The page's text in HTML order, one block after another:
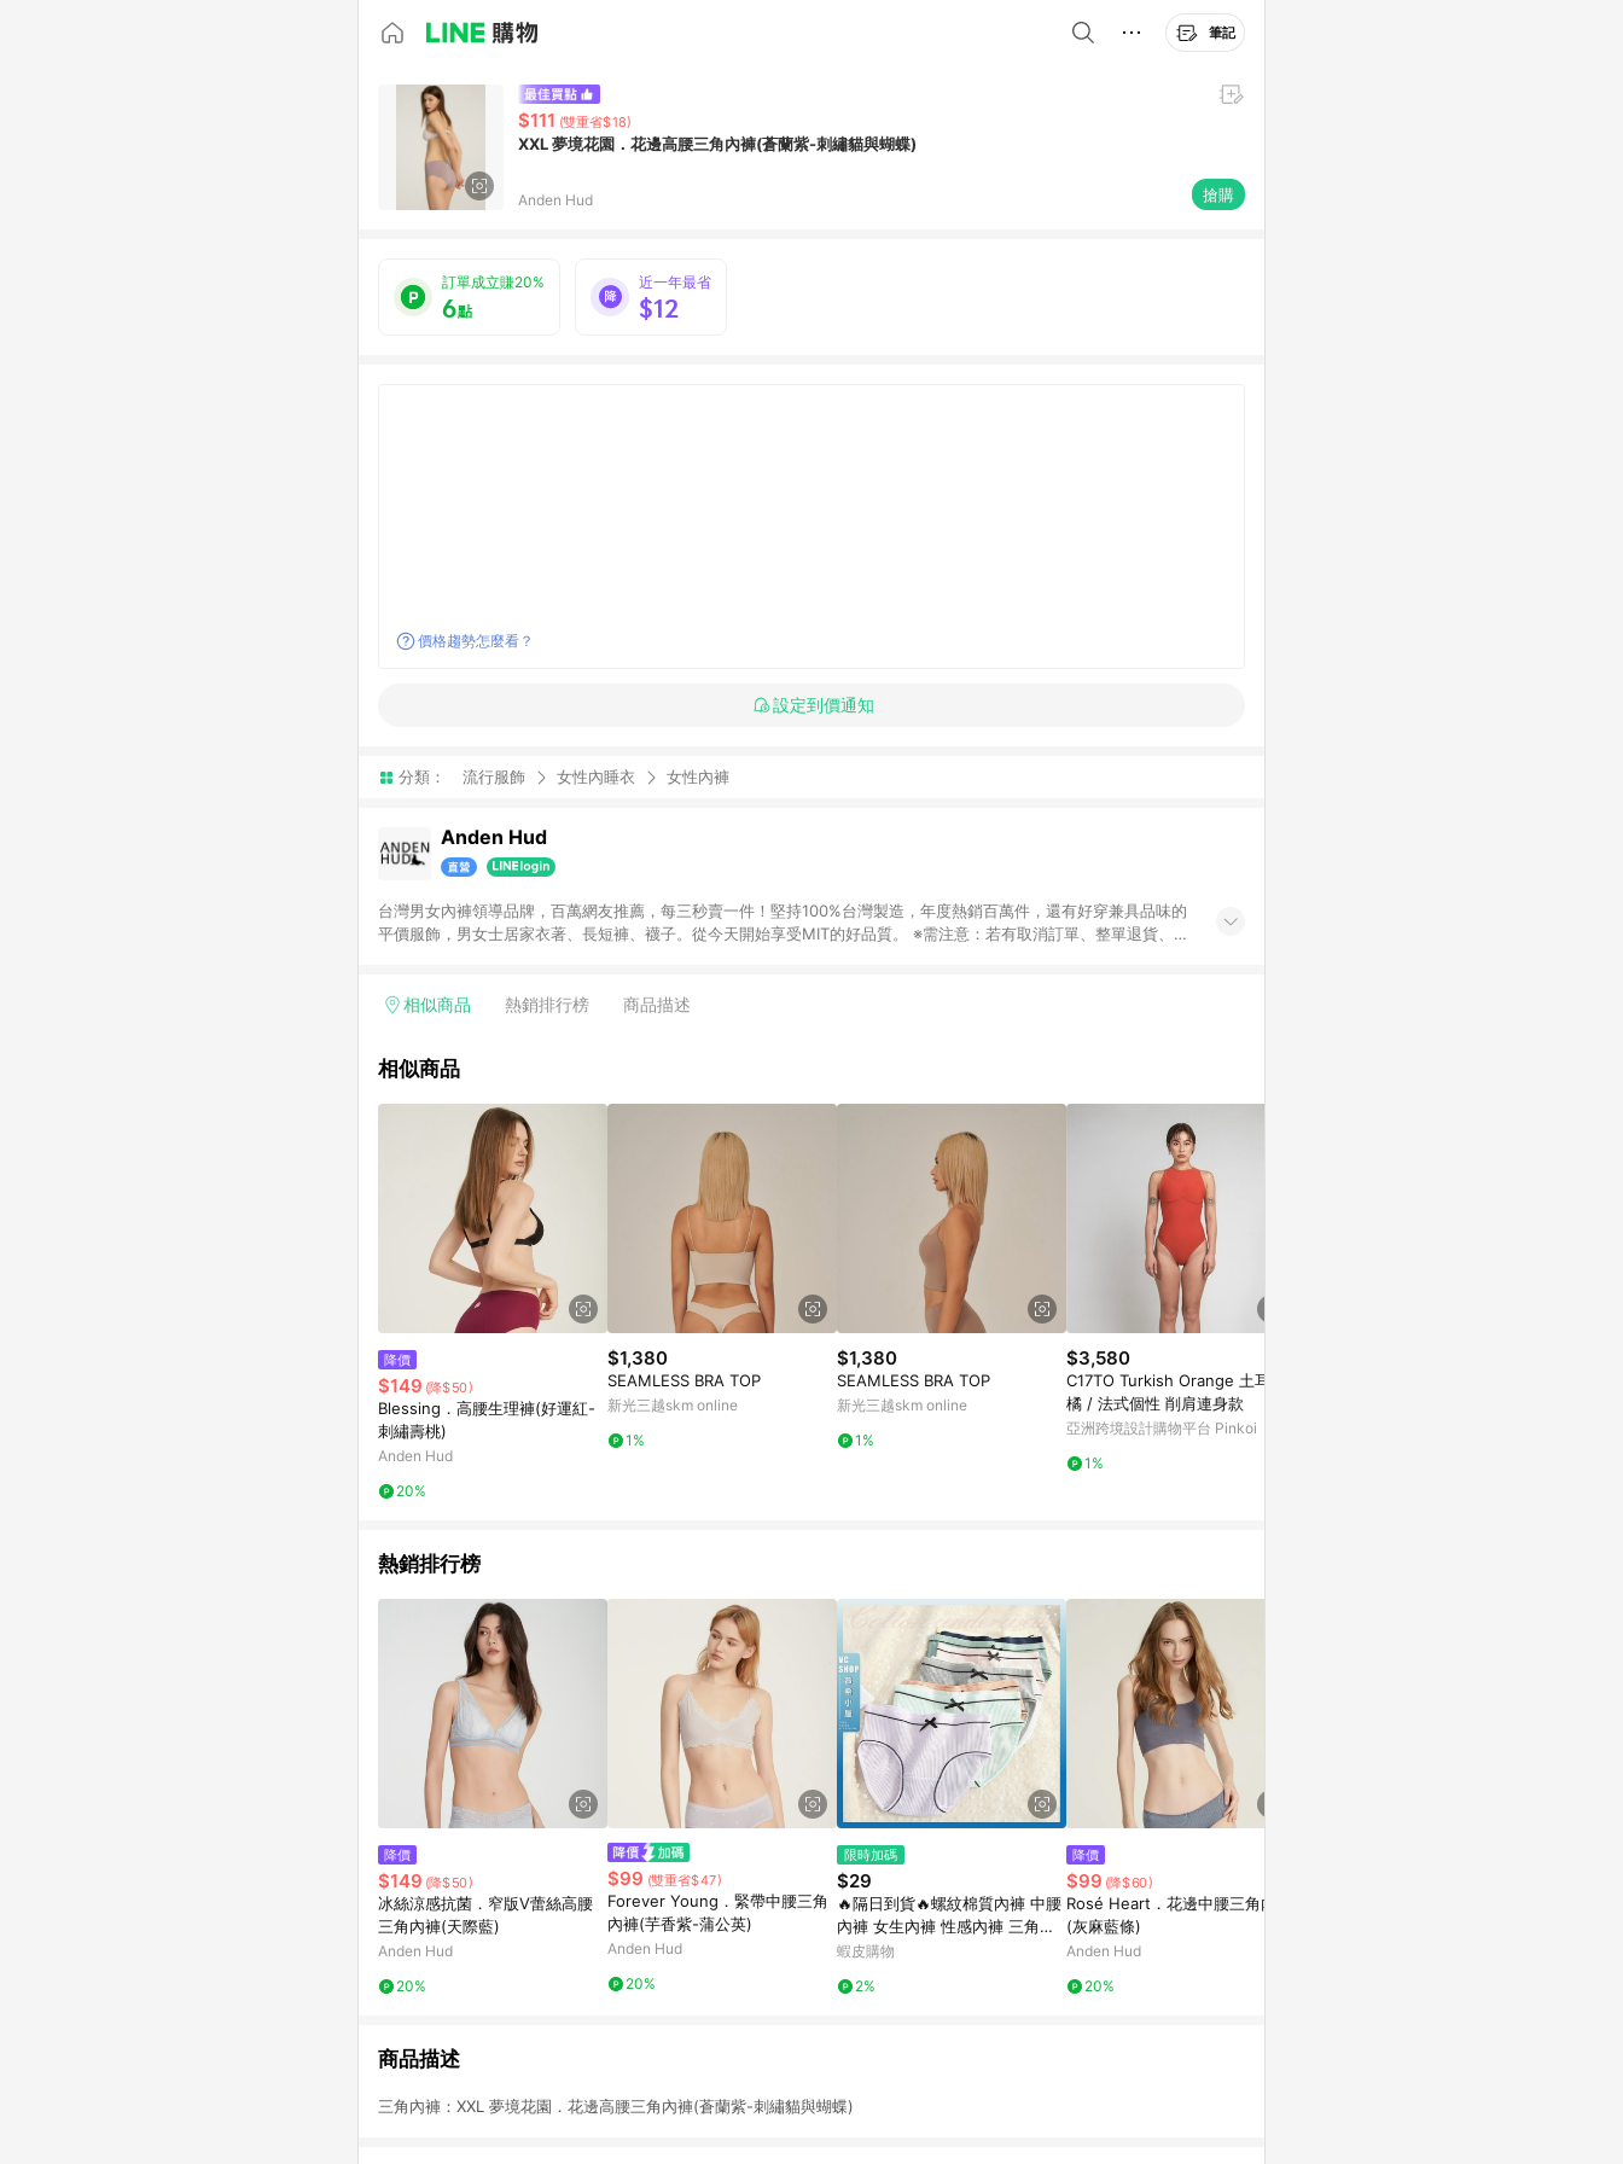
筆記
$111 (雙重省$18)
XXL 夢境花園．花邊高腰三角內褲(蒼蘭紫-刺繡貓與蝴蝶)
Anden Hud 搶購
訂單成立賺20%
6點
近一年最省
$12
價格趨勢怎麼看？
設定到價通知
分類： 流行服飾 女性內睡衣 女性內褲
Anden Hud
台灣男女內褲領導品牌，百萬網友推薦，每三秒賣一件！堅持100%台灣製造，年度熱銷百萬件，還有好穿兼具品味的
平價服飾，男女士居家衣著、長短褲、襪子。從今天開始享受MIT的好品質。 ※需注意：若有取消訂單、整單退貨、部
相似商品 熱銷排行榜 商品描述
相似商品
降價
$149 (降$50)
Blessing．高腰生理褲(好運紅-
刺繡壽桃)
Anden Hud
20%
$1,380
SEAMLESS BRA TOP
新光三越skm online
1%
$1,380
SEAMLESS BRA TOP
新光三越skm online
1%
$3,580
C17TO Turkish Orange 土耳其
橘 / 法式個性 削肩連身款
亞洲跨境設計購物平台 Pinkoi
1%
熱銷排行榜
降價
$149 (降$50)
冰絲涼感抗菌．窄版V蕾絲高腰
三角內褲(天際藍)
Anden Hud
20%
$99 (雙重省$47)
Forever Young．緊帶中腰三角
內褲(芋香紫-蒲公英)
Anden Hud
20%
限時加碼
$29
🔥隔日到貨🔥螺紋棉質內褲 中腰
內褲 女生內褲 性感內褲 三角內
褲 棉質 舒適內褲
蝦皮購物
2%
降價
$99 (降$60)
Rosé Heart．花邊中腰三角內褲
(灰麻藍條)
Anden Hud
20%
商品描述
三角內褲：XXL 夢境花園．花邊高腰三角內褲(蒼蘭紫-刺繡貓與蝴蝶)